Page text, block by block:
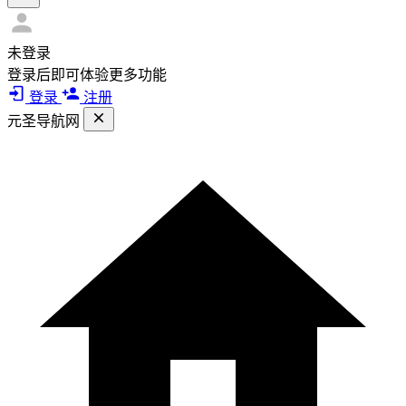
未登录
登录后即可体验更多功能
登录
注册
元圣导航网